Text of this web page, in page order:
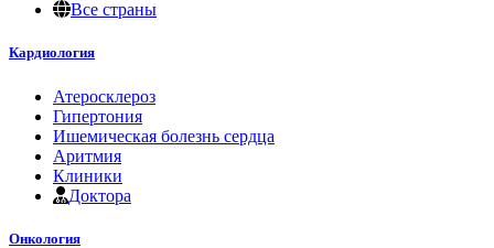
Все страны
Кардиология
Атеросклероз
Гипертония
Ишемическая болезнь сердца
Аритмия
Клиники
Доктора
Онкология